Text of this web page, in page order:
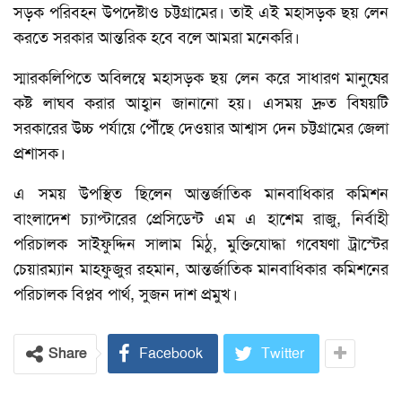
সড়ক পরিবহন উপদেষ্টাও চট্টগ্রামের। তাই এই মহাসড়ক ছয় লেন
করতে সরকার আন্তরিক হবে বলে আমরা মনেকরি।
স্মারকলিপিতে অবিলম্বে মহাসড়ক ছয় লেন করে সাধারণ মানুষের
কষ্ট লাঘব করার আহ্বান জানানো হয়। এসময় দ্রুত বিষয়টি
সরকারের উচ্চ পর্যায়ে পৌঁছে দেওয়ার আশ্বাস দেন চট্টগ্রামের জেলা
প্রশাসক।
এ সময় উপস্থিত ছিলেন আন্তর্জাতিক মানবাধিকার কমিশন
বাংলাদেশ চ্যাপ্টারের প্রেসিডেন্ট এম এ হাশেম রাজু, নির্বাহী
পরিচালক সাইফুদ্দিন সালাম মিঠু, মুক্তিযোদ্ধা গবেষণা ট্রাস্টের
চেয়ারম্যান মাহফুজুর রহমান, আন্তর্জাতিক মানবাধিকার কমিশনের
পরিচালক বিপ্লব পার্থ, সুজন দাশ প্রমুখ।
Share Facebook Twitter